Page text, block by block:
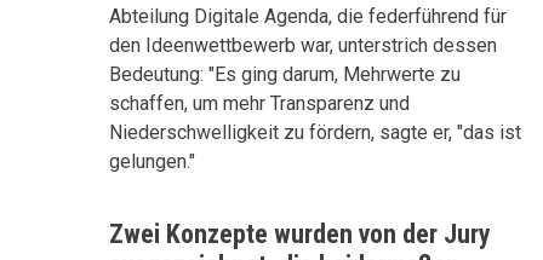
Abteilung Digitale Agenda, die federführend für
den Ideenwettbewerb war, unterstrich dessen
Bedeutung: "Es ging darum, Mehrwerte zu
schaffen, um mehr Transparenz und
Niederschwelligkeit zu fördern, sagte er, "das ist
gelungen."
Zwei Konzepte wurden von der Jury